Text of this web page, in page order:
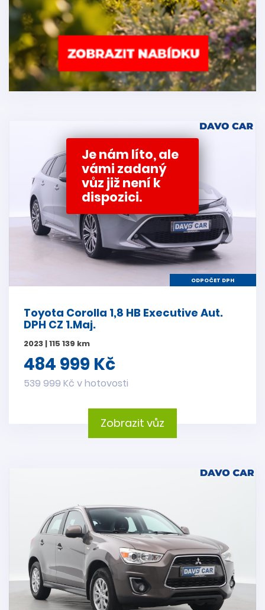
Je nám líto, ale
vámi zadaný
vůz již není k
dispozici.
ODPOČET DPH
Toyota Corolla 1,8 HB Executive Aut.
DPH CZ 1.Maj.
2023 | 115 139 km
484 999 Kč
539 999 Kč v hotovosti
Zobrazit vůz